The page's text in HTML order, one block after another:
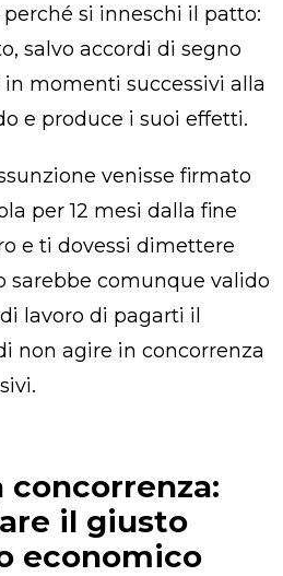
si inneschi il patto:
salvo accordi di segno
momenti successivi alla
e produce i suoi effetti.
venisse firmato
per 12 mesi dalla fine
e ti dovessi dimettere
sarebbe comunque valido
lavoro di pagarti il
non agire in concorrenza
il giusto
economico